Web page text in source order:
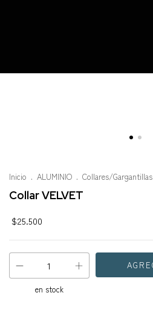
Inicio . ALUMINIO . Collares/Gargantillas
Collar VELVET
$25.500
en stock